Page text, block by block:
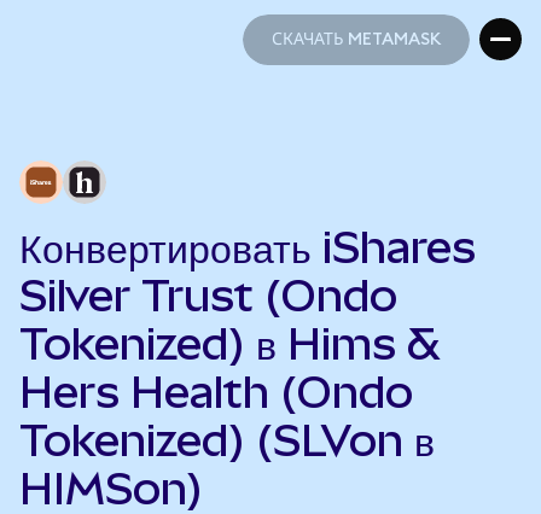
СКАЧАТЬ METAMASK
Конвертировать iShares
Silver Trust (Ondo
Tokenized) в Hims &
Hers Health (Ondo
Tokenized) (SLVon в
HIMSon)